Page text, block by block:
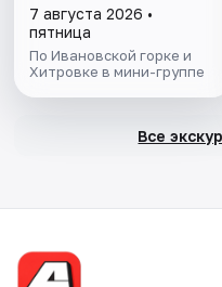
7 августа 2026 •
пятница
По Ивановской горке и
Хитровке в мини-группе
Все